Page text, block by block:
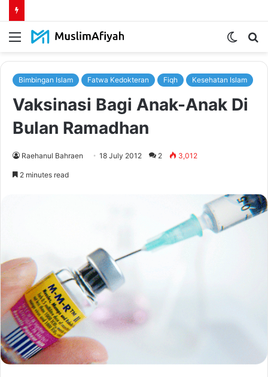
Menu
Switch
Bimbingan Islam Fatwa Kedokteran Fiqh Kesehatan Islam
Vaksinasi Bagi Anak-Anak Di
Bulan Ramadhan
Raehanul Bahraen 18 July 2012 2 3,012
2 minutes read